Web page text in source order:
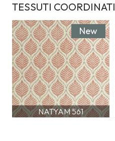
TESSUTI COORDINATI
NATYAM 561
New